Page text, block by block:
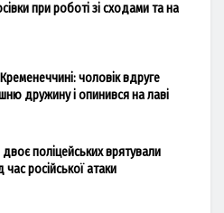
при роботі зі сходами та на
чоловік вдруге
дружину і опинився на лаві
поліцейських врятували
час російської атаки